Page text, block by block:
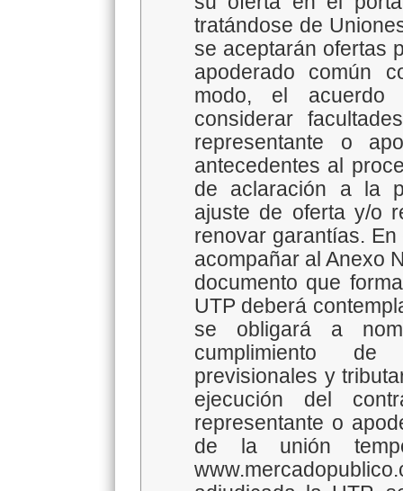
tratándose de
se aceptarán ofertas
apoderado común
modo, el
considerar
representante o
antecedentes al
de aclaración a la
ajuste de oferta y/o
renovar garantías.
acompañar al Anexo
documento que
UTP deberá
se obligará a
cumplimiento de
previsionales y
ejecución del
representante o
de la unión